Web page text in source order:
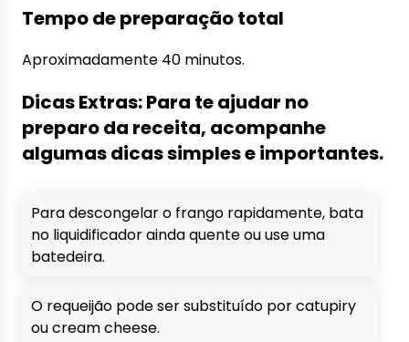
Tempo de preparação total
Aproximadamente 40 minutos.
Dicas Extras: Para te ajudar no
preparo da receita, acompanhe
algumas dicas simples e importantes.
Para descongelar o frango rapidamente, bata
no liquidificador ainda quente ou use uma
batedeira.
O requeijão pode ser substituído por catupiry
ou cream cheese.